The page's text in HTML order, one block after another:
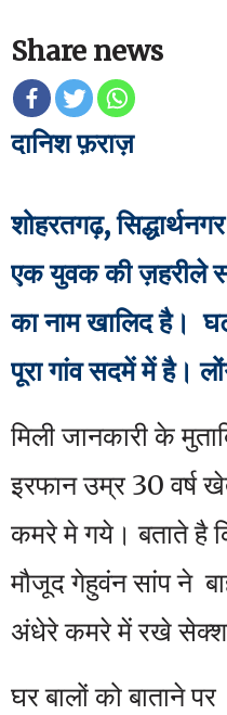
Share news
दानिश फ़राज़
शोहरतगढ़,
एक युवक की ज़हरीले
का नाम खालिद है।
पूरा गांव सदमें में है।
मिली जानकारी के
इरफान उम्र 30 वर्ष
कमरे मे गये। बताते है
मौजूद गेहुवंन सांप ने
अंधेरे कमरे में रखे
घर बालों को बाताने